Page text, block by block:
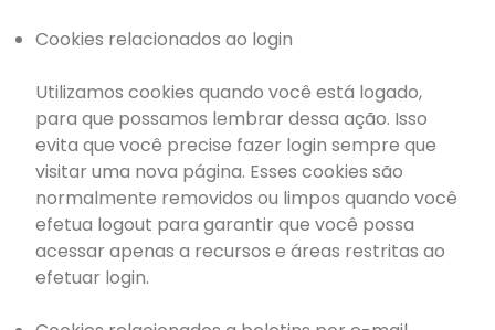
Cookies relacionados ao login
Utilizamos cookies quando você está logado,
para que possamos lembrar dessa ação. Isso
evita que você precise fazer login sempre que
visitar uma nova página. Esses cookies são
normalmente removidos ou limpos quando você
efetua logout para garantir que você possa
acessar apenas a recursos e áreas restritas ao
efetuar login.